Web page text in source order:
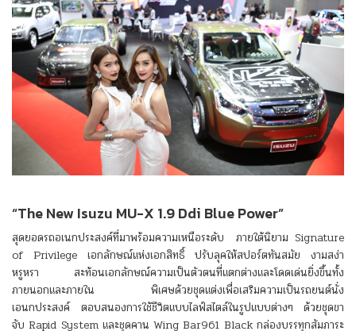
“The New Isuzu MU-X 1.9 Ddi Blue Power”
สุดยอดรถอเนกประสงค์ที่มาพร้อมความเหนือระดับ
ภายใต้นิยาม Signature
of Privilege เอกลักษณ์แห่งเอกสิทธิ์ ปรับลุคให้สปอร์ตทันสมัย งามสง่า
หรูหรา สะท้อนเอกลักษณ์ความเป็นตัวตนที่แตกต่างและโดดเด่นยิ่งขึ้นทั้ง
ภายนอกและภายใน พิเศษด้วยชุดแต่งเพื่อเสริมความเป็นรถยนต์นั่ง
เอนกประสงค์ ตอบสนองการใช้ชีวิตแบบไลฟ์สไตล์ในรูปแบบต่างๆ ด้วยชุดขา
จับ Rapid System และชุดคาน Wing Bar961 Black กล่องบรรทุกสัมภาระ